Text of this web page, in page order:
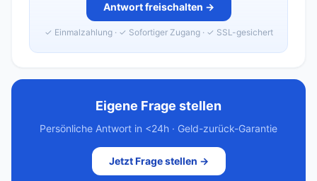
Antwort freischalten →
✓ Einmalzahlung · ✓ Sofortiger Zugang · ✓ SSL-gesichert
Eigene Frage stellen
Persönliche Antwort in <24h · Geld-zurück-Garantie
Jetzt Frage stellen →